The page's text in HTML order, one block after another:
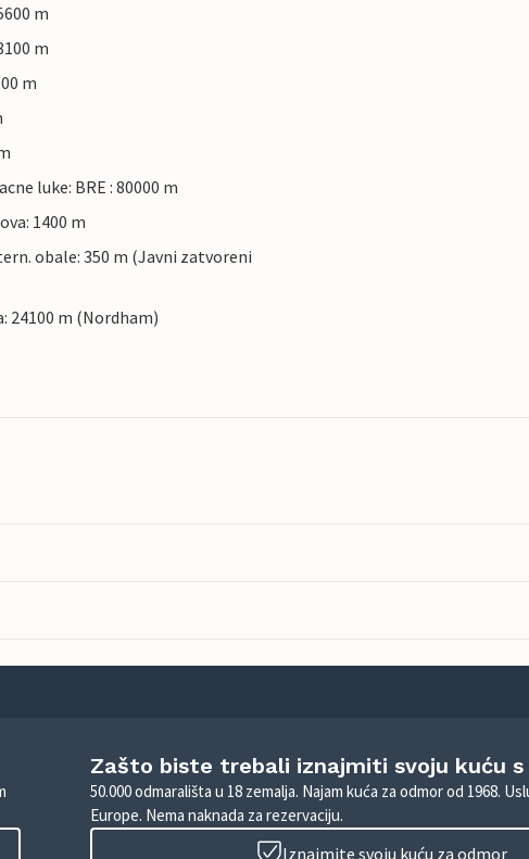
m
m
m
luke: BRE : 80000 m
1400 m
obale: 350 m (Javni zatvoreni
24100 m (Nordham)
Zašto biste trebali iznajmiti svoju kuću s
50.000 odmarališta u 18 zemalja. Najam kuća za odmor od 1968.
Europe. Nema naknada za rezervaciju.
Iznajmite svoju kuću za odmor